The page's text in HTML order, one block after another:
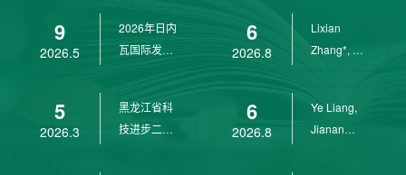
9
2026.5
2026年日内
瓦国际发明
5
2026.3
黑龙江省科
技进步二等
6
2026.8
Lixian
Zhang*, Ye
6
2026.8
Ye Liang,
Jianan